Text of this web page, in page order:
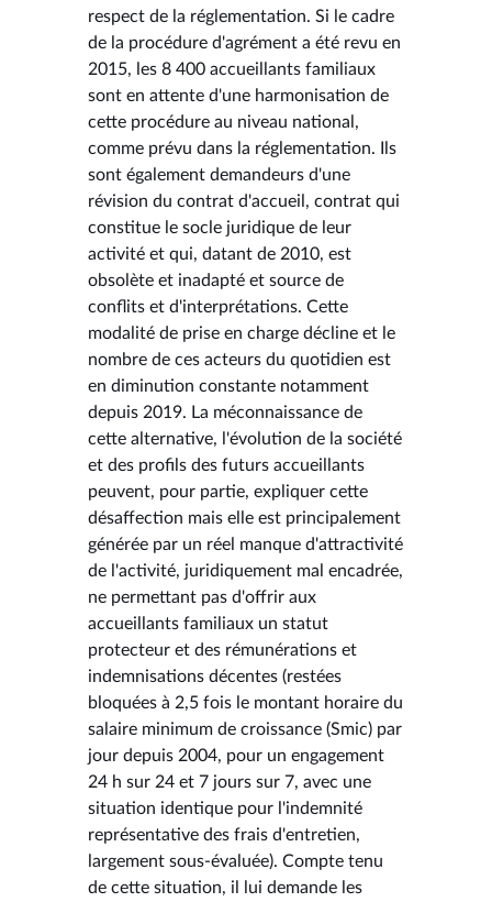
respect de la réglementation. Si le cadre
de la procédure d'agrément a été revu en
2015, les 8 400 accueillants familiaux
sont en attente d'une harmonisation de
cette procédure au niveau national,
comme prévu dans la réglementation. Ils
sont également demandeurs d'une
révision du contrat d'accueil, contrat qui
constitue le socle juridique de leur
activité et qui, datant de 2010, est
obsolète et inadapté et source de
conflits et d'interprétations. Cette
modalité de prise en charge décline et le
nombre de ces acteurs du quotidien est
en diminution constante notamment
depuis 2019. La méconnaissance de
cette alternative, l'évolution de la société
et des profils des futurs accueillants
peuvent, pour partie, expliquer cette
désaffection mais elle est principalement
générée par un réel manque d'attractivité
de l'activité, juridiquement mal encadrée,
ne permettant pas d'offrir aux
accueillants familiaux un statut
protecteur et des rémunérations et
indemnisations décentes (restées
bloquées à 2,5 fois le montant horaire du
salaire minimum de croissance (Smic) par
jour depuis 2004, pour un engagement
24 h sur 24 et 7 jours sur 7, avec une
situation identique pour l'indemnité
représentative des frais d'entretien,
largement sous-évaluée). Compte tenu
de cette situation, il lui demande les